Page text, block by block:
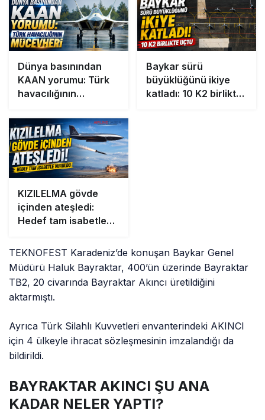
Dünya basınından
KAAN yorumu: Türk
havacılığının
Baykar sürü
büyüklüğünü ikiye
katladı: 10 K2 birlikte
KIZILELMA gövde
içinden ateşledi:
Hedef tam isabetle
TEKNOFEST Karadeniz’de konuşan Baykar Genel
Müdürü Haluk Bayraktar, 400’ün üzerinde Bayraktar
TB2, 20 civarında Bayraktar Akıncı üretildiğini
aktarmıştı.
Ayrıca Türk Silahlı Kuvvetleri envanterindeki AKINCI
için 4 ülkeyle ihracat sözleşmesinin imzalandığı da
bildirildi.
BAYRAKTAR AKINCI ŞU ANA
KADAR NELER YAPTI?